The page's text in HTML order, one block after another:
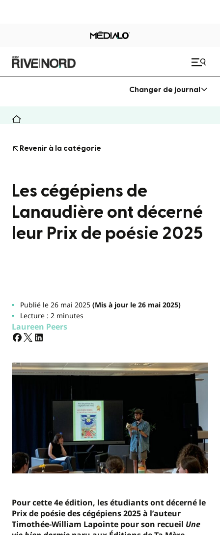
Changer de journal
Revenir à la catégorie
Les cégépiens de
Lanaudière ont décerné
leur Prix de poésie 2025
Publié le 26 mai 2025(Mis à jour le 26 mai 2025)
Lecture : 2 minutes
Laureen Peers
Pour cette 4eédition, lesétudiants ont décerné le
Prixde poésiedes cégépiens 2025à l’auteur
Timothée-William Lapointe pour son recueil Une